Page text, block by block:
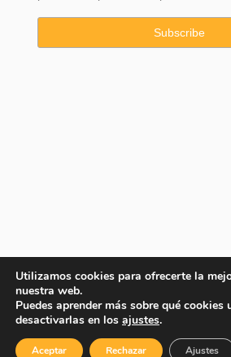
Copyright © 2025 Property Consulting
Aviso legal ·Política de privacidad
Utilizamos cookies para ofrecerte la
nuestra web.
Puedes aprender más sobre qué cookies
desactivarlas en los ajustes.
Aceptar Rechazar Ajustes